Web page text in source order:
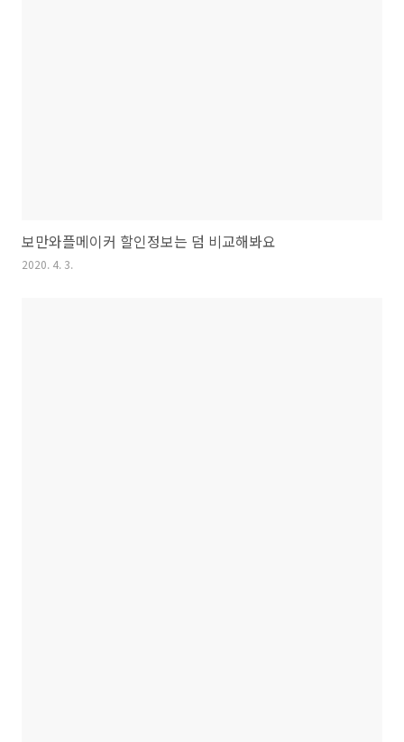
보만와플메이커 할인정보는 덤 비교해봐요
2020. 4. 3.